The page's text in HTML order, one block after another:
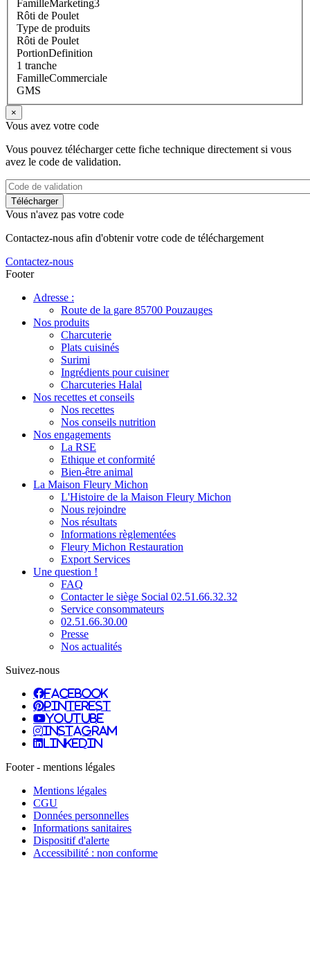
FamilleMarketing3
Rôti de Poulet
Type de produits
Rôti de Poulet
PortionDefinition
1 tranche
FamilleCommerciale
GMS
×
Vous avez votre code
Vous pouvez télécharger cette fiche technique directement si vous
avez le code de validation.
Vous n'avez pas votre code
Contactez-nous afin d'obtenir votre code de téléchargement
Contactez-nous
Footer
Adresse :
Route de la gare 85700 Pouzauges
Nos produits
Charcuterie
Plats cuisinés
Surimi
Ingrédients pour cuisiner
Charcuteries Halal
Nos recettes et conseils
Nos recettes
Nos conseils nutrition
Nos engagements
La RSE
Ethique et conformité
Bien-être animal
La Maison Fleury Michon
L'Histoire de la Maison Fleury Michon
Nous rejoindre
Nos résultats
Informations règlementées
Fleury Michon Restauration
Export Services
Une question !
FAQ
Contacter le siège Social 02.51.66.32.32
Service consommateurs
02.51.66.30.00
Presse
Nos actualités
Suivez-nous
facebook
pinterest
youtube
instagram
linkedin
Footer - mentions légales
Mentions légales
CGU
Données personnelles
Informations sanitaires
Dispositif d'alerte
Accessibilité : non conforme